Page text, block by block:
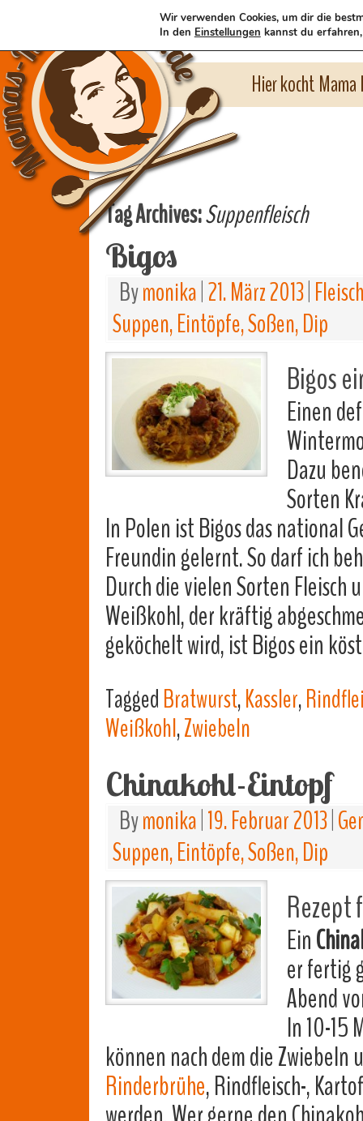
Hier kocht
Tag Archives:Suppenfleisch
Bigos
Bymonika 21. März 2013
Suppen, Eintöpfe, Soßen, Dip
Bigos
Einen
Dazu
Sorten
In Polen ist Bigos das national
Freundin gelernt. So darf ich
Durch die vielen Sorten
Weißkohl, der kräftig
geköchelt wird, ist Bigos ein
TaggedBratwurst,Kassler,
Weißkohl,Zwiebeln
Chinakohl-Eintopf
Bymonika 19. Februar 2013
Suppen, Eintöpfe, Soßen, Dip
Ein
er fertig
Abend
In 10-15
können nach dem die
Rinderbrühe, Rindfleisch-,
Wir verwenden Cookies, um dir die
In den Einstellungen kannst du